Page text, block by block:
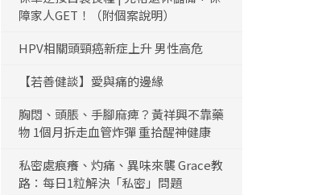
障家人GET！（附個案說明）
HPV相關頭頸癌新症上升 男性高危
【若善健談】愛與痛的邊緣
胸悶、頭脹、手腳麻痺？黃祥興不靠藥
物 1個月拆走血管炸彈 重拾醒神健康
私密處痕癢、灼痛、異味來襲 Grace教
路：每日1粒解決「私密」問題